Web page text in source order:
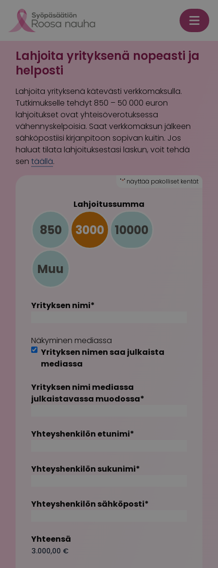
Lahjoita yrityksenä nopeasti ja
helposti
Lahjoita yrityksenä kätevästi verkkomaksulla.
Tutkimukselle tehdyt 850 – 50 000 euron
lahjoitukset ovat yhteisöverotuksessa
vähennyskelpoisia. Saat verkkomaksun jälkeen
sähköpostiisi kirjanpitoon sopivan kuitin. Jos
haluat tilata lahjoituksestasi laskun, voit tehdä
sen täällä.
"*" näyttää pakolliset kentät
Lahjoitussumma
850 3000 10000
Muu
Yrityksen nimi*
Näkyminen mediassa
Yrityksen nimen saa julkaista
mediassa
Yrityksen nimi mediassa
julkaistavassa muodossa*
Yhteyshenkilön etunimi*
Yhteyshenkilön sukunimi*
Yhteyshenkilön sähköposti*
Yhteensä